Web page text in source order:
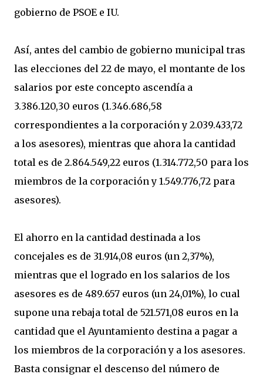
gobierno de PSOE e IU.
Así, antes del cambio de gobierno municipal tras
las elecciones del 22 de mayo, el montante de los
salarios por este concepto ascendía a
3.386.120,30 euros (1.346.686,58
correspondientes a la corporación y 2.039.433,72
a los asesores), mientras que ahora la cantidad
total es de 2.864.549,22 euros (1.314.772,50 para los
miembros de la corporación y 1.549.776,72 para
asesores).
El ahorro en la cantidad destinada a los
concejales es de 31.914,08 euros (un 2,37%),
mientras que el logrado en los salarios de los
asesores es de 489.657 euros (un 24,01%), lo cual
supone una rebaja total de 521.571,08 euros en la
cantidad que el Ayuntamiento destina a pagar a
los miembros de la corporación y a los asesores.
Basta consignar el descenso del número de